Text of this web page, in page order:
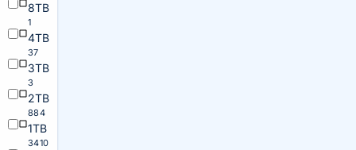
8TB
1
4TB
37
3TB
3
2TB
884
1TB
3410